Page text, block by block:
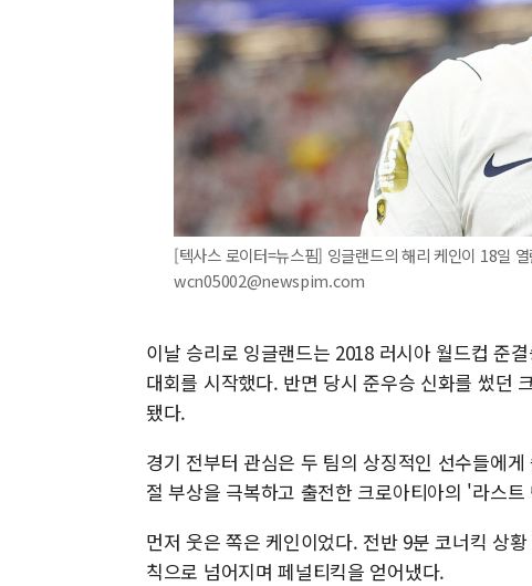
[텍사스 로이터=뉴스핌] 잉글랜드의 해리 케인이 18일
wcn05002@newspim.com
이날 승리로 잉글랜드는 2018 러시아 월드컵 준
대회를 시작했다. 반면 당시 준우승 신화를 썼던
됐다.
경기 전부터 관심은 두 팀의 상징적인 선수들에
절 부상을 극복하고 출전한 크로아티아의 '라스
먼저 웃은 쪽은 케인이었다. 전반 9분 코너킥 상
칙으로 넘어지며 페널티킥을 얻어냈다.